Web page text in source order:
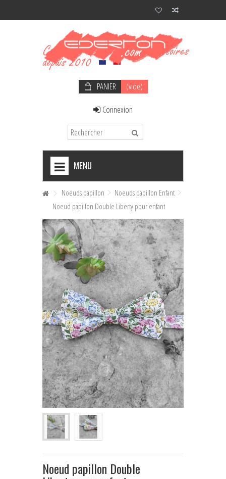
PANIER
(vide)
Connexion
MENU
+
NOEUDS PAPILLON HOMME
+
NOEUDS PAPILLON FEMME
NOEUDS PAPILLON ENFANT
+
CRAVATES
ASCOTS & LAVALLIÈRES
+
POCHETTES & BOUTONNIÈRES
+
BIJOUX FEMME
+
BOUTONS DE MANCHETTE
+
PINCES & ÉPINGLES À CRAVATE
BALEINES DE COL
+
ACCESSOIRES DE COIFFURE
PETITS ACCESSOIRES TEXTILES
HOUSSES D'ÉTRIERS
Noeuds papillon
Noeuds papillon Enfant
Noeud papillon Double Liberty pour enfant
Noeud papillon Double